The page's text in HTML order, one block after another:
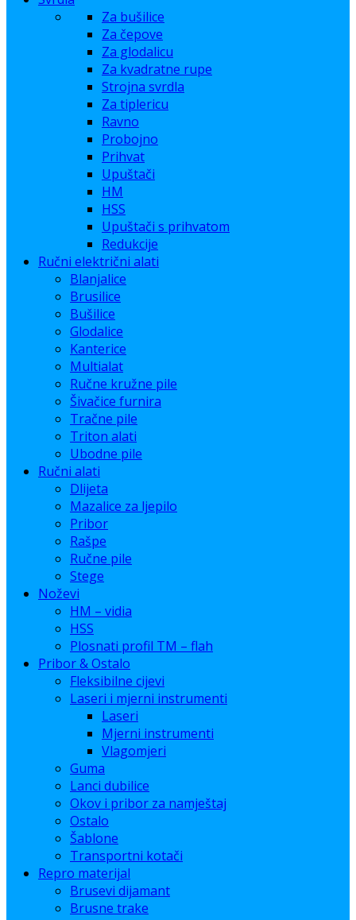
Za bušilice
Za čepove
Za glodalicu
Za kvadratne rupe
Strojna svrdla
Za tiplericu
Ravno
Probojno
Prihvat
Upuštači
HM
HSS
Upuštači s prihvatom
Redukcije
Ručni električni alati
Blanjalice
Brusilice
Bušilice
Glodalice
Kanterice
Multialat
Ručne kružne pile
Šivačice furnira
Tračne pile
Triton alati
Ubodne pile
Ručni alati
Dlijeta
Mazalice za ljepilo
Pribor
Rašpe
Ručne pile
Stege
Noževi
HM – vidia
HSS
Plosnati profil TM – flah
Pribor & Ostalo
Fleksibilne cijevi
Laseri i mjerni instrumenti
Laseri
Mjerni instrumenti
Vlagomjeri
Guma
Lanci dubilice
Okov i pribor za namještaj
Ostalo
Šablone
Transportni kotači
Repro materijal
Brusevi dijamant
Brusne trake